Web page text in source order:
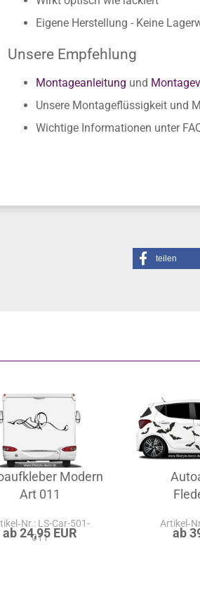
Eigene Herstellung - Keine
Unsere Empfehlung
Montageanleitung und
Unsere Montageflüssigkeit und
Wichtige Informationen unter
teilen
Modern
Art 011
LS-Car-501-
011
ab 24,95 EUR ab